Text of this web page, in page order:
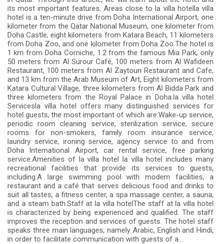
its most important features. Areas close to la villa hotella villa
hotel is a ten-minute drive from Doha International Airport, one
kilometer from the Qatar National Museum, one kilometer from
Doha Castle, eight kilometers from Katara Beach, 11 kilometers
from Doha Zoo, and one kilometer from Doha Zoo.The hotel is
1 km from Doha Corniche, 1.2 from the famous Mia Park, only
50 meters from Al Surour Café, 100 meters from Al Wafideen
Restaurant, 100 meters from Al Zaytoun Restaurant and Cafe,
and 13 km from the Arab Museum of Art, Eight kilometers from
Katara Cultural Village, three kilometers from Al Bidda Park and
three kilometers from the Royal Palace in Doha.la villa hotel
Servicesla villa hotel offers many distinguished services for
hotel guests, the most important of which are:Wake-up service,
periodic room cleaning service, sterilization service, secure
rooms for non-smokers, family room insurance service,
laundry service, ironing service, agency service to and from
Doha International Airport, car rental service, free parking
service.Amenities of la villa hotel la villa hotel includes many
recreational facilities that provide its services to guests,
including:A large swimming pool with modern facilities, a
restaurant and a café that serves delicious food and drinks to
suit all tastes, a fitness center, a spa massage center, a sauna,
and a steam bath.Staff at la villa hotelThe staff at la villa hotel
is characterized by being experienced and qualified. The staff
improves the reception and services of guests. The hotel staff
speaks three main languages, namely Arabic, English and Hindi,
in order to facilitate communication with guests of a...